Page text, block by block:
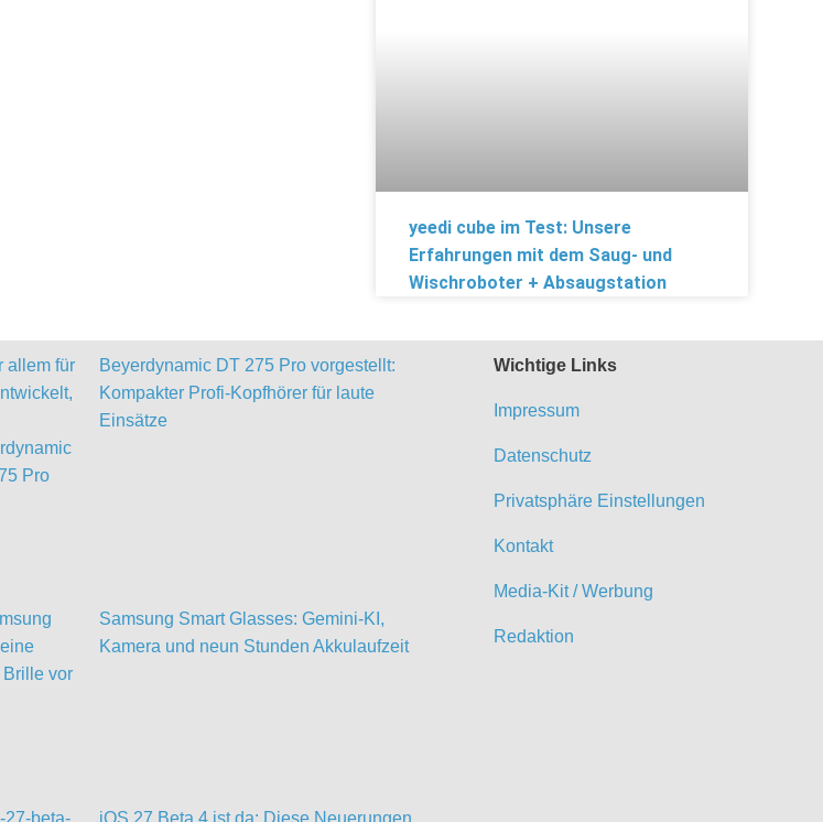
yeedi cube im Test: Unsere
Erfahrungen mit dem Saug- und
Wischroboter + Absaugstation
Beyerdynamic DT 275 Pro vorgestellt:
Kompakter Profi-Kopfhörer für laute
Einsätze
Samsung Smart Glasses: Gemini-KI,
Kamera und neun Stunden Akkulaufzeit
iOS 27 Beta 4 ist da: Diese Neuerungen
Wichtige Links
Impressum
Datenschutz
Privatsphäre Einstellungen
Kontakt
Media-Kit / Werbung
Redaktion